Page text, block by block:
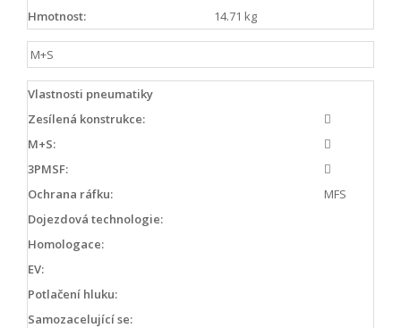
Hmotnost:
14.71 kg
M+S
Vlastnosti pneumatiky
Zesílená konstrukce:
M+S:
3PMSF:
Ochrana ráfku:
MFS
Dojezdová technologie:
Homologace:
EV:
Potlačení hluku:
Samozacelující se: